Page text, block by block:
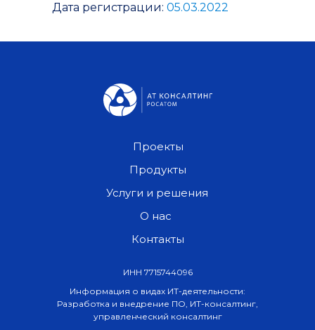
Дата регистрации: 05.03.2022
Информация о видах ИТ-деятельности:
Разработка и внедрение ПО, ИТ-консалтинг,
управленческий консалтинг
ИНН 7715744096
Проекты
Продукты
О нас
Контакты
Услуги и решения